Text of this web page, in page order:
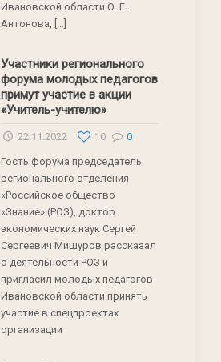
Ивановской области О. Г.
Антонова, […]
Участники регионального
форума молодых педагогов
примут участие в акции
«Учитель-учителю»
22.11.2022 0
10
Гость форума председатель
регионального отделения
«Российское общество
«Знание» (РОЗ), доктор
экономических наук Сергей
Сергеевич Мишуров рассказал
о деятельности РОЗ и
пригласил молодых педагогов
Ивановской области принять
участие в спецпроектах
организации